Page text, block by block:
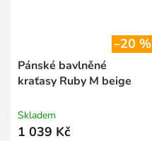
–20 %
Pánské bavlněné
kraťasy Ruby M beige
Skladem
1 039 Kč